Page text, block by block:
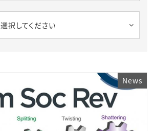
選択してください
News